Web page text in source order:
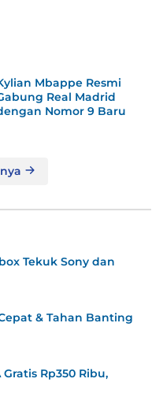
Mbappe Resmi
Real Madrid
Nomor 9 Baru
Tekuk Sony dan
& Tahan Banting
Rp350 Ribu,